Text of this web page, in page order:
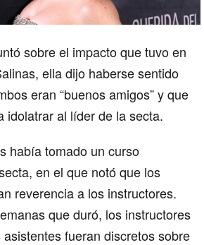
sobre el impacto que tuvo en
ella dijo haberse sentido
eran “buenos amigos” y que
idolatrar al líder de la secta.
había tomado un curso
en el que notó que los
reverencia a los instructores.
que duró, los instructores
fueran discretos sobre